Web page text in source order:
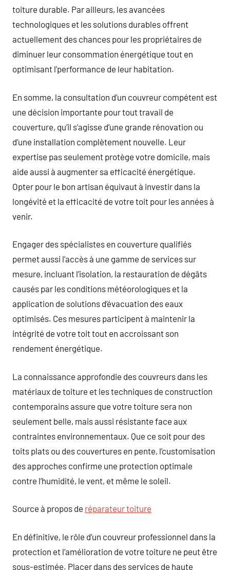
toiture durable. Par ailleurs, les avancées
technologiques et les solutions durables offrent
actuellement des chances pour les propriétaires de
diminuer leur consommation énergétique tout en
optimisant l’performance de leur habitation.
En somme, la consultation d’un couvreur compétent est
une décision importante pour tout travail de
couverture, qu’il s’agisse d’une grande rénovation ou
d’une installation complètement nouvelle. Leur
expertise pas seulement protège votre domicile, mais
aide aussi à augmenter sa efficacité énergétique.
Opter pour le bon artisan équivaut à investir dans la
longévité et la efficacité de votre toit pour les années à
venir.
Engager des spécialistes en couverture qualifiés
permet aussi l’accès à une gamme de services sur
mesure, incluant l’isolation, la restauration de dégâts
causés par les conditions météorologiques et la
application de solutions d’évacuation des eaux
optimisés. Ces mesures participent à maintenir la
intégrité de votre toit tout en accroissant son
rendement énergétique.
La connaissance approfondie des couvreurs dans les
matériaux de toiture et les techniques de construction
contemporains assure que votre toiture sera non
seulement belle, mais aussi résistante face aux
contraintes environnementaux. Que ce soit pour des
toits plats ou des couvertures en pente, l’customisation
des approches confirme une protection optimale
contre l’humidité, le vent, et même le soleil.
Source à propos de réparateur toiture
En définitive, le rôle d’un couvreur professionnel dans la
protection et l’amélioration de votre toiture ne peut être
sous-estimée. Placer dans des services de haute